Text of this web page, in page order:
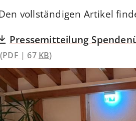
vollständigen Artikel
Pressemitteilung
(PDF | 67 KB)